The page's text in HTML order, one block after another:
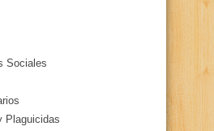
Sociales
Plaguicidas